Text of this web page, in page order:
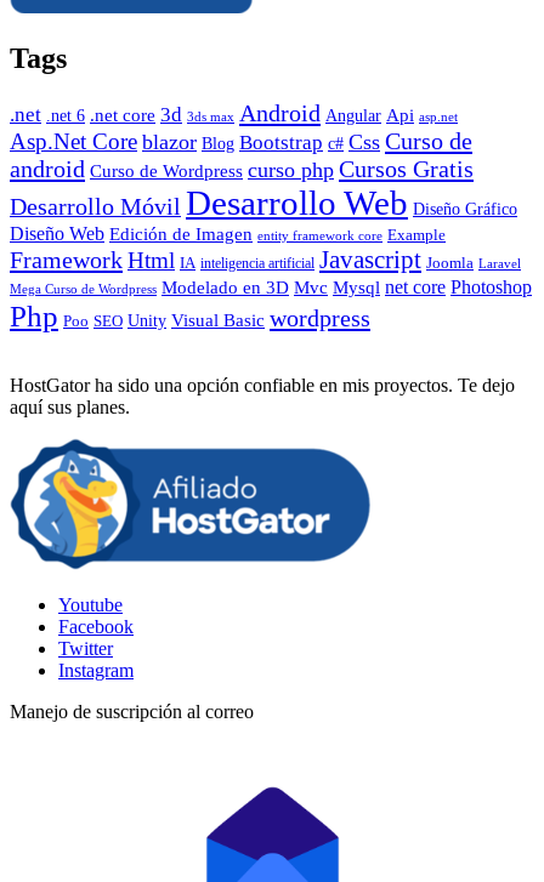
Tags
.net .net 6 .net core 3d 3ds max Android Angular Api asp.net
Asp.Net Core blazor Blog Bootstrap c# Css Curso de
android Curso de Wordpress curso php Cursos Gratis
Desarrollo Móvil Desarrollo Web Diseño Gráfico
Diseño Web Edición de Imagen entity framework core Example
FrameworkHtml IA inteligencia artificial Javascript Joomla Laravel
Mega Curso de Wordpress Modelado en 3D Mvc Mysql net core Photoshop
Php Poo SEO Unity Visual Basic wordpress
HostGator ha sido una opción confiable en mis proyectos. Te dejo
aquí sus planes.
Youtube
Facebook
Twitter
Instagram
Manejo de suscripción al correo